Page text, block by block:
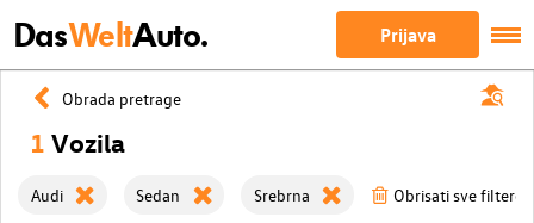
DasWeltAuto. Prijava
Obrada pretrage
1 Vozila
Audi Sedan Srebrna Obrisati sve filtere